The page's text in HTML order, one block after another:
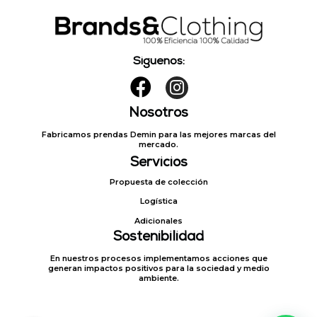
Siguenos:
Nosotros
Fabricamos prendas Demin para las mejores marcas del
mercado.
Servicios
Propuesta de colección
Logística
Adicionales
Sostenibilidad
En nuestros procesos implementamos acciones que
generan impactos positivos para la sociedad y medio
ambiente.